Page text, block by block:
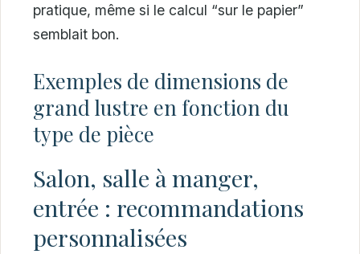
pratique, même si le calcul “sur le papier”
semblait bon.
Exemples de dimensions de
grand lustre en fonction du
type de pièce
Salon, salle à manger,
entrée : recommandations
personnalisées